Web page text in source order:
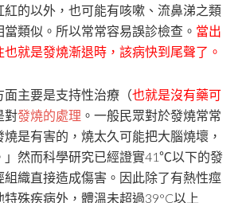
紅的以外，也可能有咳嗽、流鼻涕之類
類似。所以常常容易誤診檢查。 當出
就是發燒漸退時，該病快到尾聲了。
面主要是支持性治療（也就是沒有藥可
對發燒的處理 。一般民眾對於發燒常常
是有害的，燒太久可能把大腦燒壞，
」然而科學研究已經證實41℃以下的發
組織直接造成傷害。因此除了有熱性痙
殊疾病外，體溫未超過39°C以上